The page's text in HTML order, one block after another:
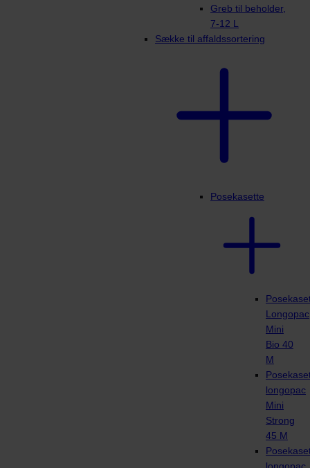
Greb til beholder,
7-12 L
Sække til affaldssortering
Posekasette
Longopac
Mini
Bio 40
M
longopac
Mini
Strong
45 M